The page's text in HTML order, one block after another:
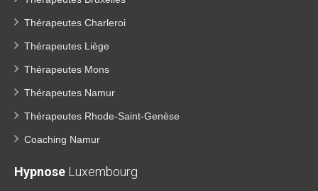
Thérapeutes Charleroi
Thérapeutes Liège
Thérapeutes Mons
Thérapeutes Namur
Thérapeutes Rhode-Saint-Genèse
Coaching Namur
Hypnose Luxembourg